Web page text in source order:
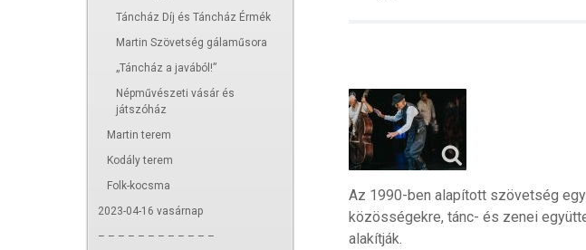
Táncház Díj és Táncház Érmék
Martin Szövetség gálaműsora
„Táncház a javából!”
Népművészeti vásár és
játszóház
Martin terem
Kodály terem
Folk-kocsma
2023-04-16 vasárnap
– – – – – – – – – – – –
Az 1990-ben alapított szövetség
közösségekre, tánc- és zenei
alakítják.